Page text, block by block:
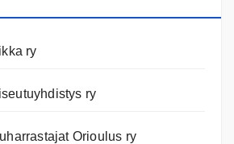
ry
ry
Orioulus ry